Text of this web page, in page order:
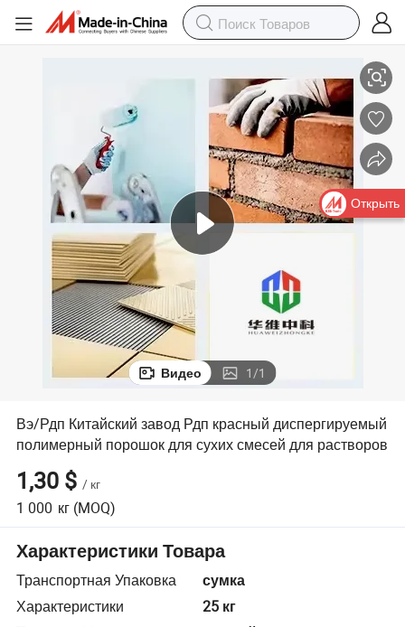
Видео 1/1
Вэ/Рдп Китайский завод Рдп красный диспергируемый
полимерный порошок для сухих смесей для растворов
1,30 $ / кг
1 000 кг (MOQ)
Характеристики Товара
Транспортная Упаковка
сумка
Характеристики
25 кг
Открыть